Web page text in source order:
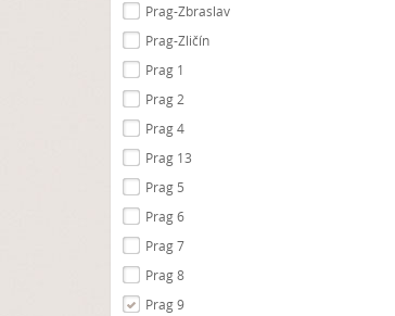
Prag-Zbraslav
Prag-Zličín
Prag 1
Prag 2
Prag 4
Prag 13
Prag 5
Prag 6
Prag 7
Prag 8
Prag 9